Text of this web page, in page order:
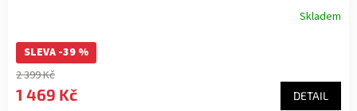
Skladem
SLEVA -39 %
2 399 Kč
1 469 Kč DETAIL